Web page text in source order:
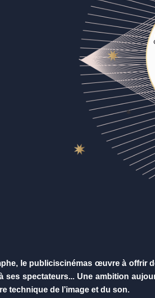
le publiciscinémas œuvre à offrir
spectateurs... Une ambition
technique de l’image et du son.